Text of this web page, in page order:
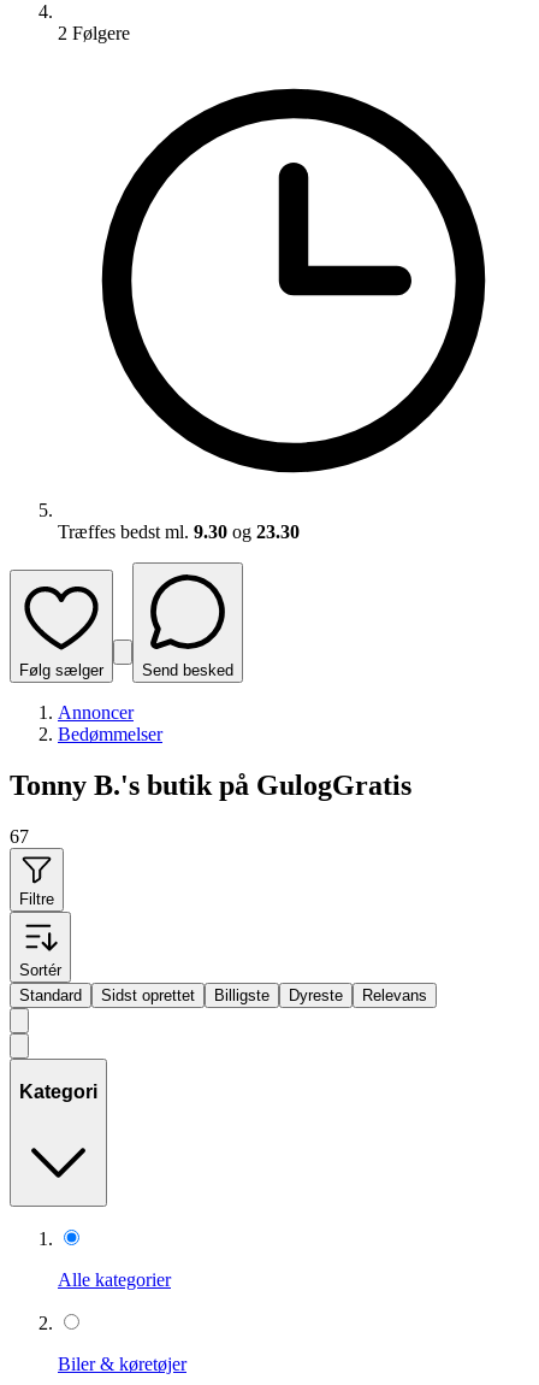
2 Følgere
Træffes bedst ml. 9.30 og 23.30
Følg sælger Send besked
Annoncer
Bedømmelser
Tonny B.'s butik på GulogGratis
67
Filtre
Sortér
Standard
Sidst oprettet Billigste Dyreste Relevans
Kategori
Alle kategorier
Biler & køretøjer